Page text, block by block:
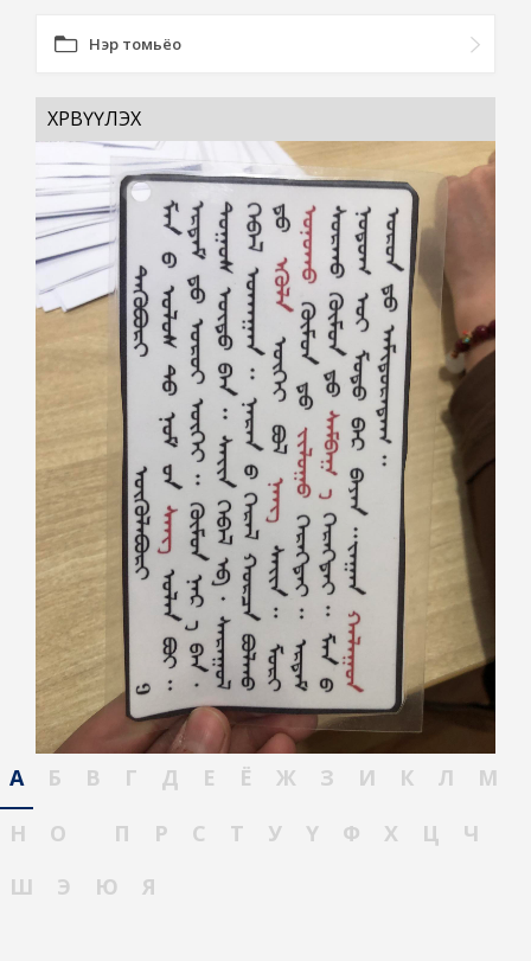
Нэр томьёо
ХӨРВҮҮЛЭХ
А Б В Г Д Е Ё Ж З И К Л
М
Н
О П Р С Т У Ү Ф Х Ц
Ч
Ш
Э Ю Я